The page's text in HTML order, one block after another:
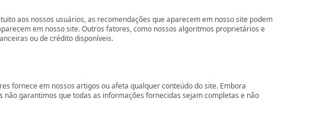
aos nossos usuários, as recomendações que aparecem em nosso site podem
em nosso site. Outros fatores, como nossos algoritmos proprietários e
ou de crédito disponíveis.
fornece em nossos artigos ou afeta qualquer conteúdo do site. Embora
garantimos que todas as informações fornecidas sejam completas e não